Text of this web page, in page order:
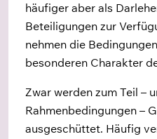
häufiger aber als
Beteiligungen zur
nehmen die
besonderen Charakter
Zwar werden zum Teil –
Rahmenbedingungen –
ausgeschüttet. Häufig